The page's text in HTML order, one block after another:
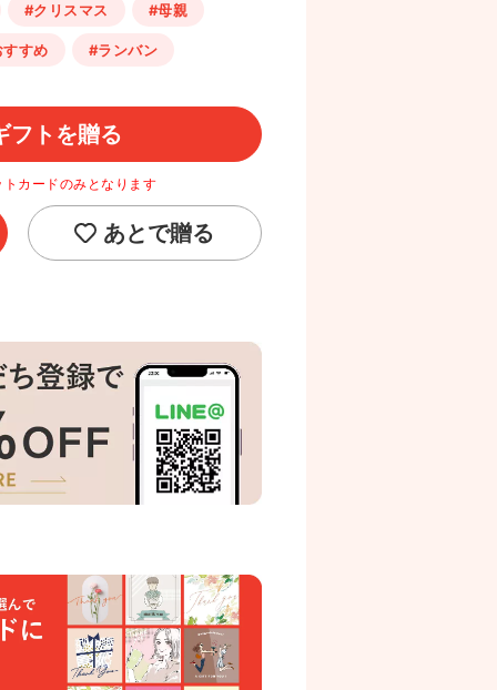
#クリスマス #母親
すめ #ランバン
フトを贈る
カードのみとなります
あとで贈る